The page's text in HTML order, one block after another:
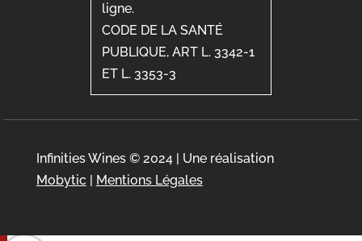
ligne.
CODE DE LA SANTÉ
PUBLIQUE, ART L. 3342-1
ET L. 3353-3
Infinities Wines © 2024 | Une réalisation
Mobytic
Mentions Légales